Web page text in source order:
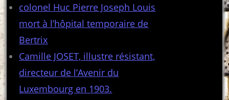
colonel Huc Pierre Joseph Louis
mort à l’hôpital temporaire de
Bertrix
Camille JOSET, illustre résistant,
directeur de l’Avenir du
Luxembourg en 1903.